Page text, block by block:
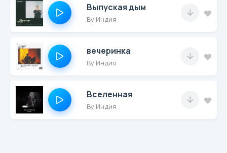
Выпуская дым
By Индия
вечеринка
By Индия
Вселенная
By Индия